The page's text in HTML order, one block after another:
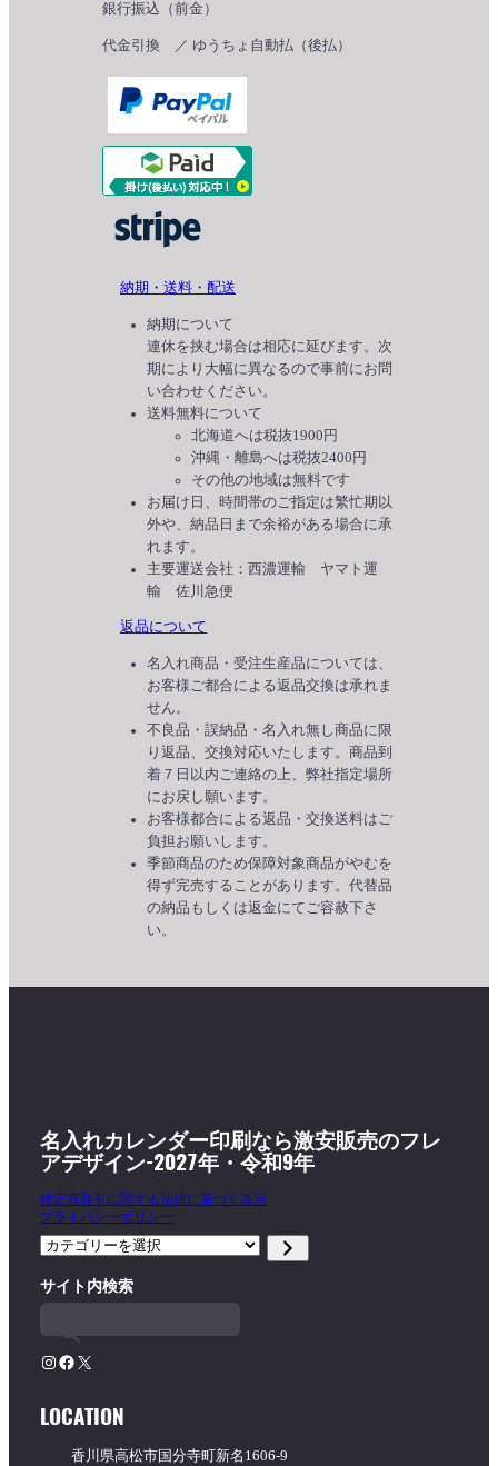
銀行振込（前金）
代金引換 ／ ゆうちょ自動払（後払）
納期・送料・配送
納期について
連休を挟む場合は相応に延びます。次
期により大幅に異なるので事前にお問
い合わせください。
送料無料について
北海道へは税抜1900円
沖縄・離島へは税抜2400円
その他の地域は無料です
お届け日、時間帯のご指定は繁忙期以
外や、納品日まで余裕がある場合に承
れます。
主要運送会社：西濃運輸 ヤマト運
輸 佐川急便
返品について
名入れ商品・受注生産品については、
お客様ご都合による返品交換は承れま
せん。
不良品・誤納品・名入れ無し商品に限
り返品、交換対応いたします。商品到
着７日以内ご連絡の上、弊社指定場所
にお戻し願います。
お客様都合による返品・交換送料はご
負担お願いします。
季節商品のため保障対象商品がやむを
得ず完売することがあります。代替品
の納品もしくは返金にてご容赦下さ
い。
名入れカレンダー印刷なら激安販売のフレ
アデザイン-2027年・令和9年
特定商取引に関する法律に基づく表示
プライバシーポリシー
カ
ゴ
ー
を
サイト内検索
Instagram Facebook X
LOCATION
香川県高松市国分寺町新名1606-9